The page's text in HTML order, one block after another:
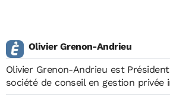
Olivier Grenon-Andrieu
Olivier Grenon-Andrieu est Président
société de conseil en gestion privée